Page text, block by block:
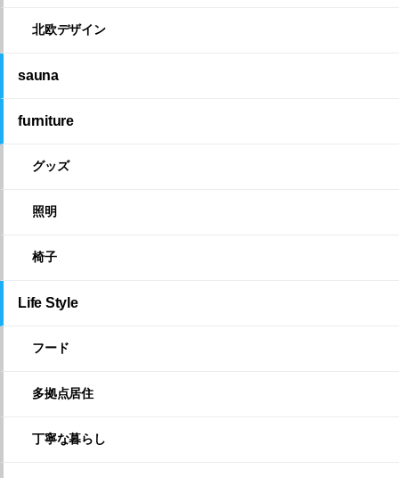
北欧デザイン
sauna
furniture
グッズ
照明
椅子
Life Style
フード
多拠点居住
丁寧な暮らし